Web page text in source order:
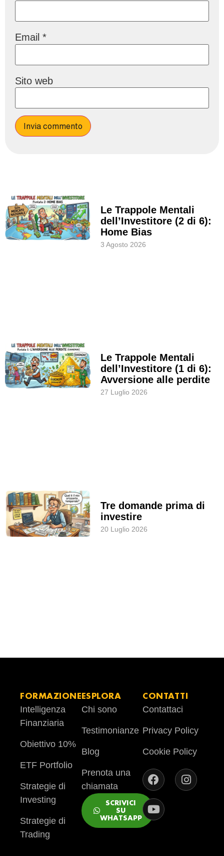
Email *
Sito web
Le Trappole Mentali
dell’Investitore (2 di 6):
Home Bias
3 Agosto 2026
Le Trappole Mentali
dell’Investitore (1 di 6):
Avversione alle perdite
27 Luglio 2026
Tre domande prima di
investire
20 Luglio 2026
FORMAZIONE
Intelligenza
Finanziaria
Obiettivo 10%
ETF Portfolio
Strategie di
Investing
Strategie di
Trading
ESPLORA
Chi sono
Testimonianze
Blog
Prenota una
chiamata
SCRIVICI
SU
WHATSAPP
CONTATTI
Contattaci
Privacy Policy
Cookie Policy